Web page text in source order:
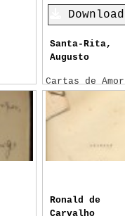
Download
Santa-Rita,
Augusto
Cartas de Amor
Fim
1922
Ronald de
Carvalho